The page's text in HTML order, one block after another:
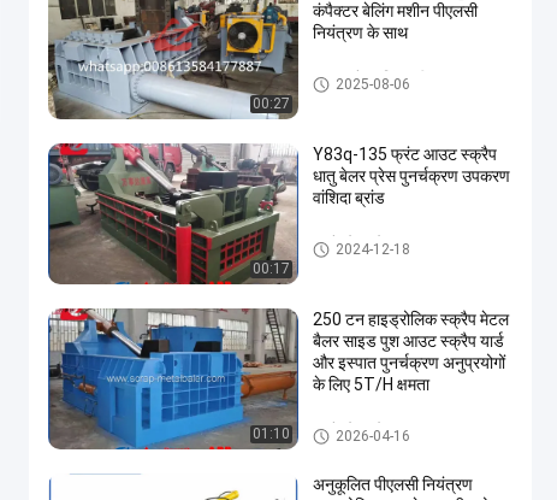
00:27
कंपैक्टर बेलिंग मशीन पीएलसी
नियंत्रण के साथ
धातु स्क्रैप बालिंग मशीन
2025-08-06
00:17
Y83q-135 फ्रंट आउट स्क्रैप
धातु बेलर प्रेस पुनर्चक्रण उपकरण
वांशिदा ब्रांड
स्क्रैप मेटल बेलर
2024-12-18
01:10
250 टन हाइड्रोलिक स्क्रैप मेटल
बैलर साइड पुश आउट स्क्रैप यार्ड
और इस्पात पुनर्चक्रण अनुप्रयोगों
के लिए 5T/H क्षमता
स्क्रैप मेटल बेलर
2026-04-16
अनुकूलित पीएलसी नियंत्रण